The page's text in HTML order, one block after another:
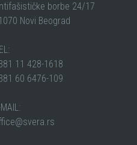
borbe 24/17
Novi Beograd
11 428-1618
60 6476-109